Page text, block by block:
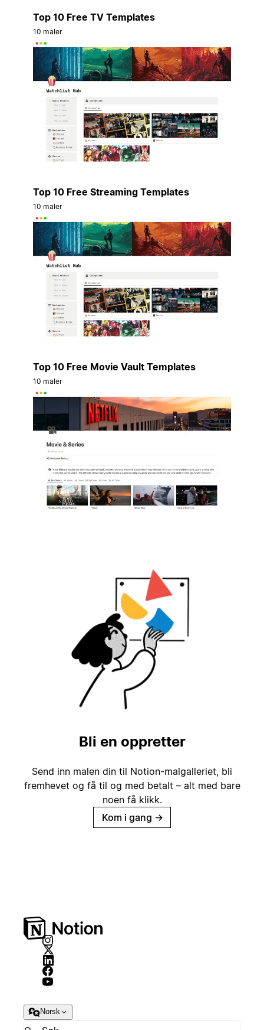
Top 10 Free TV Templates
10 maler
Top 10 Free Streaming Templates
10 maler
Top 10 Free Movie Vault Templates
10 maler
Bli en oppretter
Send inn malen din til Notion-malgalleriet, bli
fremhevet og få til og med betalt – alt med bare
noen få klikk.
Kom i gang →
Norsk